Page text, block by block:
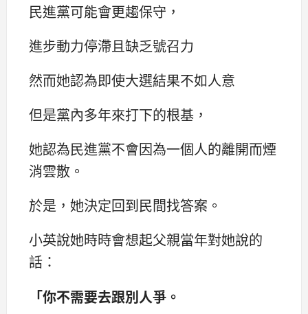
民進黨可能會更趨保守，
進步動力停滯且缺乏號召力
然而她認為即使大選結果不如人意
但是黨內多年來打下的根基，
她認為民進黨不會因為一個人的離開而煙
消雲散。
於是，她決定回到民間找答案。
小英說她時時會想起父親當年對她說的
話：
「你不需要去跟別人爭。